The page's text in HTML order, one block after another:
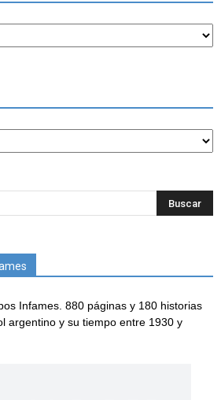
Infames. 880 páginas y 180 historias
argentino y su tiempo entre 1930 y